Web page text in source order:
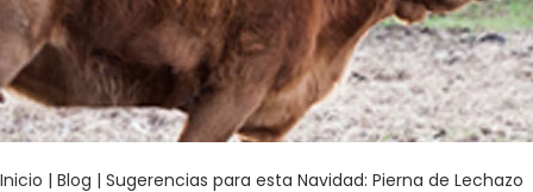
Inicio | Blog | Sugerencias para esta Navidad: Pierna de Lechazo